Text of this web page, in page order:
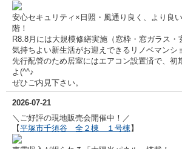
安心セキュリティ×日照・風通り良く、より良
階！
R8.8月には大規模修繕実施（窓枠・窓ガラス・
気持ちよい新生活がお迎えできるリノベマンシ
先行配管のため居室にはエアコン設置済で、初
よ(^^♪
ぜひご内見下さい。
2026-07-21
＼ご好評の現地販売会開催中！／
【平塚市千須谷 全２棟 １号棟】